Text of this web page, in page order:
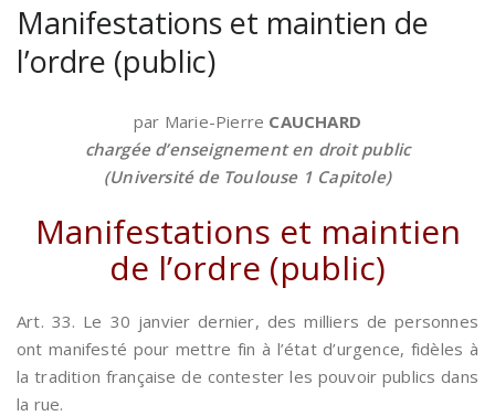
Manifestations et maintien de
l’ordre (public)
par Marie-Pierre CAUCHARD
chargée d’enseignement en droit public
(Université de Toulouse 1 Capitole)
Manifestations et maintien
de l’ordre (public)
Art. 33. Le 30 janvier dernier, des milliers de personnes
ont manifesté pour mettre fin à l’état d’urgence, fidèles à
la tradition française de contester les pouvoir publics dans
la rue.